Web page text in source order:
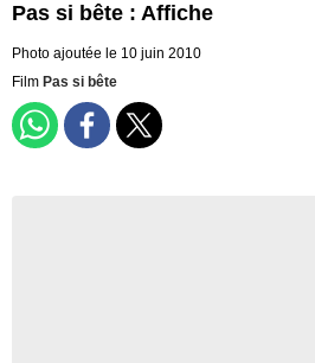
Pas si bête : Affiche
Photo ajoutée le 10 juin 2010
Film Pas si bête